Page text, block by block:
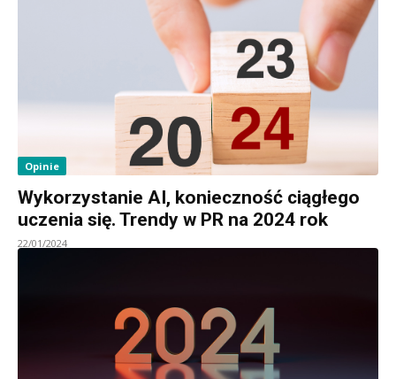
Opinie
Wykorzystanie AI, konieczność ciągłego
uczenia się. Trendy w PR na 2024 rok
22/01/2024